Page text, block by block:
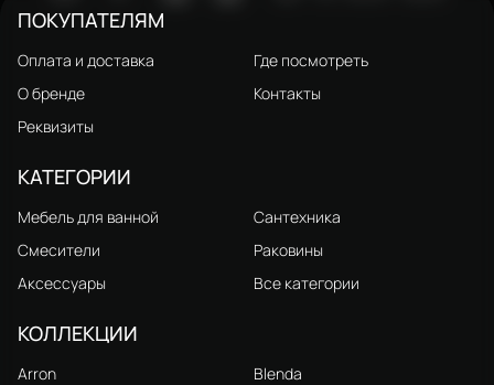
ПОКУПАТЕЛЯМ
Оплата и доставка
Где посмотреть
О бренде
Контакты
Реквизиты
КАТЕГОРИИ
Мебель для ванной
Сантехника
Смесители
Раковины
Аксессуары
Все категории
КОЛЛЕКЦИИ
Arron
Blenda